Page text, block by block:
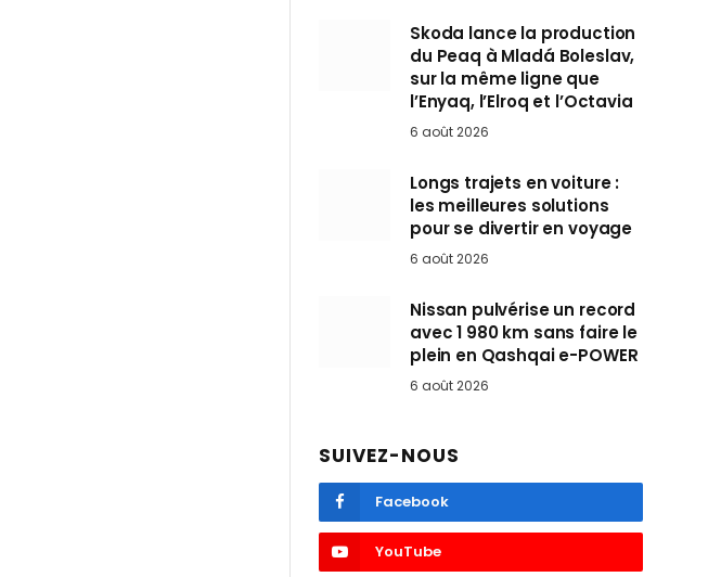
Skoda lance la production
du Peaq à Mladá Boleslav,
sur la même ligne que
l’Enyaq, l’Elroq et l’Octavia
6 août 2026
Longs trajets en voiture :
les meilleures solutions
pour se divertir en voyage
6 août 2026
Nissan pulvérise un record
avec 1 980 km sans faire le
plein en Qashqai e-POWER
6 août 2026
SUIVEZ-NOUS
Facebook
YouTube